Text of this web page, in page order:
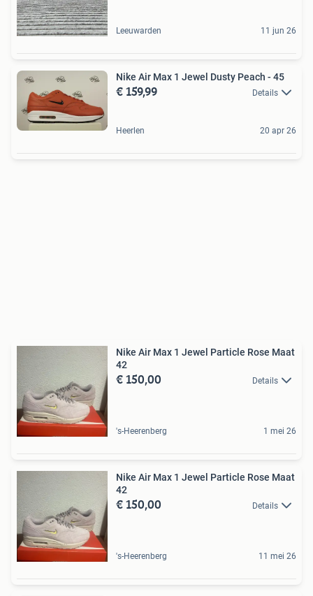
Leeuwarden 11 jun 26
Nike Air Max 1 Jewel Dusty Peach - 45
€ 159,99 Details
Heerlen 20 apr 26
Nike Air Max 1 Jewel Particle Rose Maat
42
€ 150,00 Details
's-Heerenberg 1 mei 26
Nike Air Max 1 Jewel Particle Rose Maat
42
€ 150,00 Details
's-Heerenberg 11 mei 26